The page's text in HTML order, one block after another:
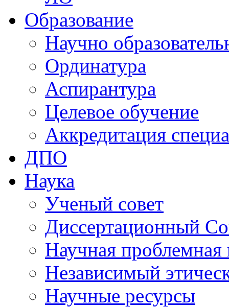
Образование
Научно
Ординатура
Аспирантура
Целевое обучение
Аккредитация
ДПО
Наука
Ученый совет
Диссертационный
Научная проблемная
Независимый
Научные ресурсы